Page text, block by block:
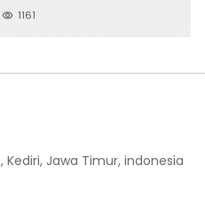
1161
Kediri, Jawa Timur, indonesia